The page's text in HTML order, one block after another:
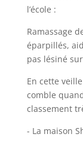
l’école :
Ramassage
éparpillés,
pas lésiné
En cette
comble
classement
- La maison